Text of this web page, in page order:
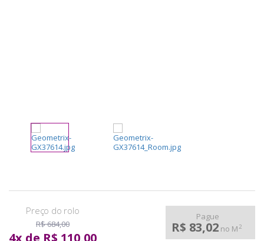
R$ 684,00
4x de R$ 110,00
Pague
R$ 83,02 no M2